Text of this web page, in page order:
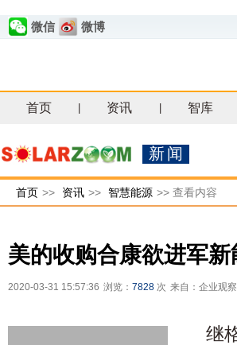
微信 微博
首页 资讯 智库
新闻
首页 >> 资讯 >> 智慧能源 >> 查看内容
美的收购合康欲进军
2020-03-31 15:57:36 浏览： 7828 次 来自：企业观
继